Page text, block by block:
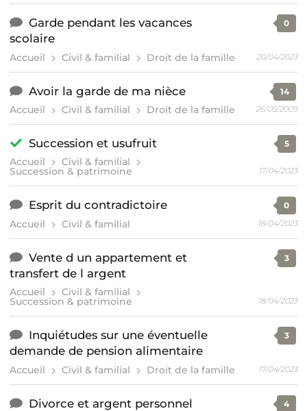
Garde pendant les vacances
scolaire
Accueil Civil & familial Droit de la famille
0
20/04/2023
Avoir la garde de ma nièce
Accueil Civil & familial Droit de la famille
14
26/05/2009
Succession et usufruit
Accueil Civil & familial
Succession & patrimoine
5
17/04/2023
Esprit du contradictoire
Accueil Civil & familial
0
18/04/2023
Vente d un appartement et
transfert de l argent
Accueil Civil & familial
Succession & patrimoine
3
18/04/2023
Inquiétudes sur une éventuelle
demande de pension alimentaire
Accueil Civil & familial Droit de la famille
3
17/04/2023
Divorce et argent personnel 4